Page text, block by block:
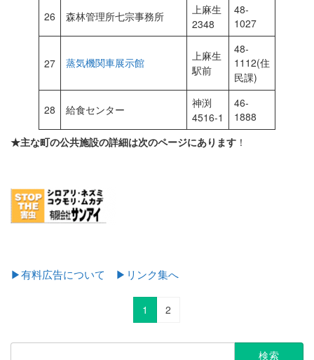
26 森林管理所七宗事務所
上麻生
2348
48-
1027
27 蒸気機関車展示館
上麻生
駅前
48-
1112(住
民課)
28 給食センター
神渕
4516-1
46-
1888
★主な町の公共施設の詳細は次のページにあります ！
▶有料広告について ▶リンク集へ
1 2